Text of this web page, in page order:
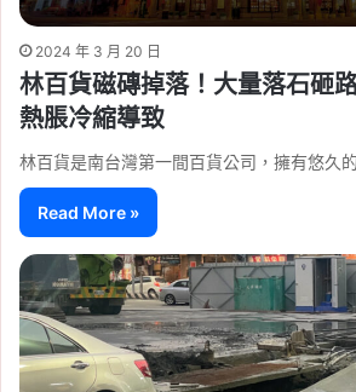
2024 年 3 月 20 日
林百貨磁磚掉落！大量落石砸
熱脹冷縮導致
林百貨是南台灣第一間百貨公司，擁有悠久
Read More »